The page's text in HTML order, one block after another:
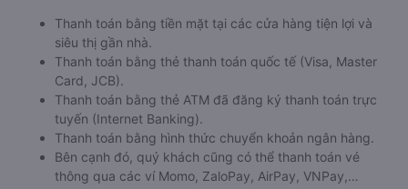
Thanh toán bằng tiền mặt tại các cửa hàng tiện lợi và
siêu thị gần nhà.
Thanh toán bằng thẻ thanh toán quốc tế (Visa, Master
Card, JCB).
Thanh toán bằng thẻ ATM đã đăng ký thanh toán trực
tuyến (Internet Banking).
Thanh toán bằng hình thức chuyển khoản ngân hàng.
Bên cạnh đó, quý khách cũng có thể thanh toán vé
thông qua các ví Momo, ZaloPay, AirPay, VNPay,…